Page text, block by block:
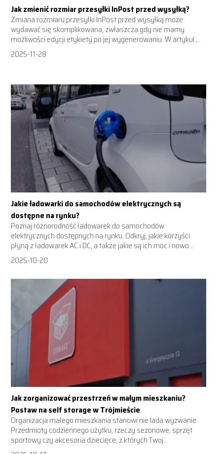
Jak zmienić rozmiar przesyłki InPost przed wysyłką?
Zmiana rozmiaru przesyłki InPost przed wysyłką może
wydawać się skomplikowana, zwłaszcza gdy nie mamy
możliwości edycji etykiety po jej wygenerowaniu. W artykul...
2025-11-28
Jakie ładowarki do samochodów elektrycznych są
dostępne na rynku?
Poznaj różnorodność ładowarek do samochodów
elektrycznych dostępnych na rynku. Odkryj, jakie korzyści
płyną z ładowarek AC i DC, a także jakie są ich moc i nowo...
2025-10-20
Jak zorganizować przestrzeń w małym mieszkaniu?
Postaw na self storage w Trójmieście
Organizacja małego mieszkania stanowi nie lada wyzwanie.
Przedmioty codziennego użytku, rzeczy sezonowe, sprzęt
sportowy czy akcesoria dziecięce, z których Twoj...